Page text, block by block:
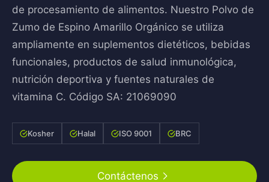
de procesamiento de alimentos. Nuestro Polvo de
Zumo de Espino Amarillo Orgánico se utiliza
ampliamente en suplementos dietéticos, bebidas
funcionales, productos de salud inmunológica,
nutrición deportiva y fuentes naturales de
vitamina C. Código SA: 21069090
Kosher Halal ISO 9001 BRC
Contáctenos